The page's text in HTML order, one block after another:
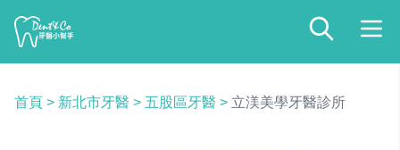
首頁 > 新北市牙醫 > 五股區牙醫 > 立渼美學牙醫診所